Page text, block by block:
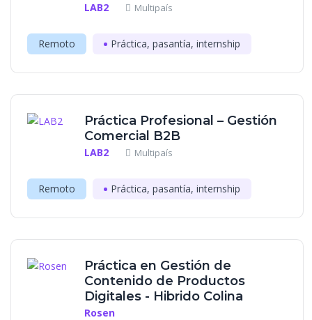
LAB2 Multipaís
Remoto Práctica, pasantía, internship
Práctica Profesional – Gestión
Comercial B2B
LAB2 Multipaís
Remoto Práctica, pasantía, internship
Práctica en Gestión de
Contenido de Productos
Digitales - Hibrido Colina
Rosen